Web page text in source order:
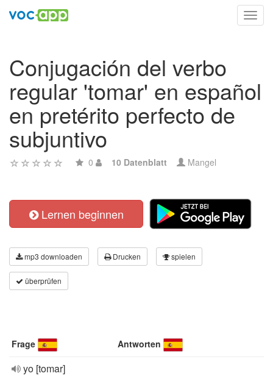
Conjugación del verbo
regular 'tomar' en español
en pretérito perfecto de
subjuntivo
0 10 Datenblatt Mangel
Lernen beginnen
mp3 downloaden Drucken spielen
überprüfen
Frage Antworten
yo [tomar]